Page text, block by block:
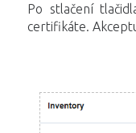
Po stlačení
certifikáte.